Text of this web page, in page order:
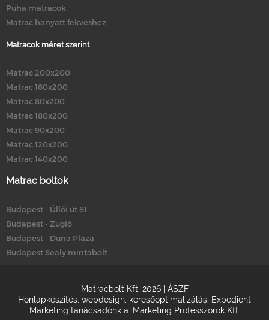
Puha matracok
Matrac hanyatt fekvéshez
Matracok méret szerint
Matrac 200x200
Matrac 160x200
Matrac 80x200
Matrac 180x200
Matrac 90x200
Matrac 120x200
Matrac 140x200
Matrac boltok
Budapest - Üllői út 81.
Budapest - Zugló
Budapest - Duna Pláza
Budapest Sealy mintabolt
Matracbolt Kft. 2026 | ÁSZF
Honlapkészítés webdesign keresőoptimalizálás: Expedient
Marketing tanácsadónk a: Marketing Professzorok Kft.